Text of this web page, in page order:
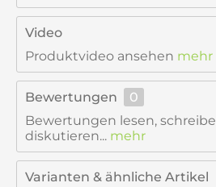
Video
Produktvideo ansehen mehr
Bewertungen
0
Bewertungen lesen,
diskutieren... mehr
Varianten & ähnliche Artikel